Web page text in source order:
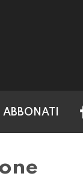
ABBONATI